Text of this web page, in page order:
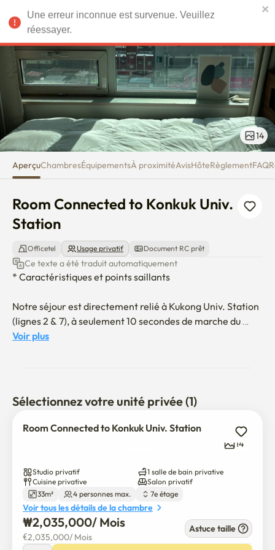
Room Connected to Konkuk
EUR
14
AperçuChambresÉquipementsÀ proximitéAvisHôteRèglementFAQ
Room Connected to Konkuk Univ.
Station
Officetel Usage privatif Document RC prêt
Ce texte a été traduit automatiquement
* Caractéristiques et points saillants
Notre séjour est directement relié à Kukong Univ. Station
(lignes 2 & 7), à seulement 10 secondes de marche du
métro.
shopping et des loisirs.
Que vous voyagiez ou restiez à long terme, nous avons
préparé un espace confortable pour que vous vous sentiez
*Règlement de la Chambre
Ne fumez pas dans la pièce, s'il vous plaît.
Évitez les fêtes ou le bruit fort.
Voir plus
Sélectionnez votre unité privée (1)
Room Connected to Konkuk Univ. Station
14
Studio privatif
1 salle de bain privative
Cuisine privative
Salon privatif
33m²
4 personnes max. 7e étage
Voir tous les détails de la chambre
₩2,035,000/ Mois
€2,035,000/ Mois
Astuce taille
Une erreur inconnue est survenue. Veuillez
réessayer.